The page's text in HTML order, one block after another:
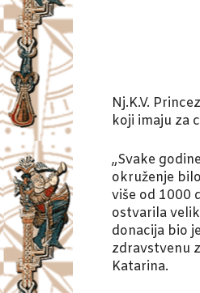
Nj.K.V.
koji imaju za
„Svake
okruženje
više od 1000
ostvarila
donacija bio
zdravstvenu
Katarina.